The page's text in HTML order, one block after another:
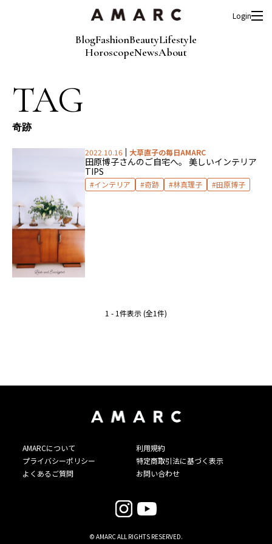
BlogFashionBeautyLifestyle
HoroscopeNewsAbout
Login
TAG
奇跡
2022.10.16 大草直子の毎日AMARC
田原博子さんのご自宅へ。 美しいインテリア
TIPS
インテリア 奇跡 林真理子 田原博子
1 - 1件表示 (全1件)
AMARCについて
利用規約
プライバシーポリシー
特定商取引法に基づく表示
よくあるご質問
お問い合わせ
© AMARC ALL RIGHTS RESERVED.